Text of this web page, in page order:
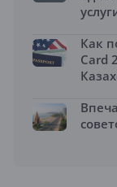
Как
Card